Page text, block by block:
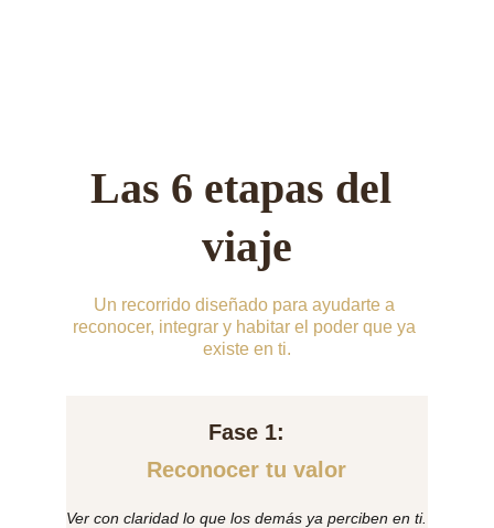
Fase 1:
Reconocer tu valor
Las 6 etapas del
viaje
Un recorrido diseñado para ayudarte a
reconocer, integrar y habitar el poder que ya
existe en ti.
Ver con claridad lo que los demás ya perciben en ti.